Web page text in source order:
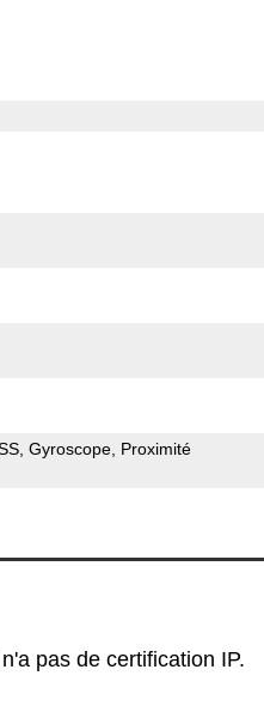
Gyroscope Proximité
pas de certification IP.